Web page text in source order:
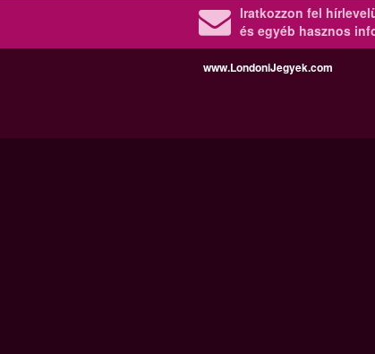
Iratkozzon fel
és egyéb hasznos
www.LondoniJegyek.com